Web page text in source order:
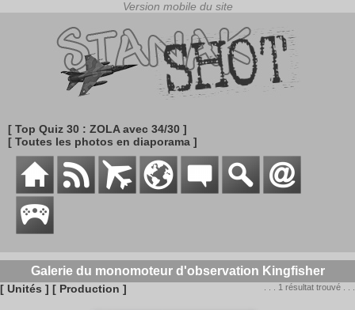
[ Top Quiz 30 : ZOLA avec 34/30 ]
[ Toutes les photos en diaporama ]
Galerie du monomoteur d'observation Kingfisher
[ Unités ] [ Production ] . . . 1 résultat trouvé . . .